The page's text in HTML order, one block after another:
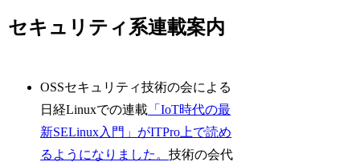
セキュリティ系連載案内
OSSセキュリティ技術の会による
日経Linuxでの連載 「IoT時代の最
新SELinux入門」がITPro上で読め
るようになりました。技術の会代